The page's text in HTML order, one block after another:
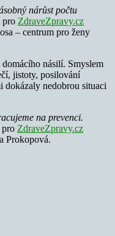
nárůst počtu
pro ZdraveZpravy.cz
– centrum pro ženy
násilí. Smyslem
jistoty, posilování
dokázaly nedobrou situaci
na prevenci.
ZdraveZpravy.cz
Prokopová.